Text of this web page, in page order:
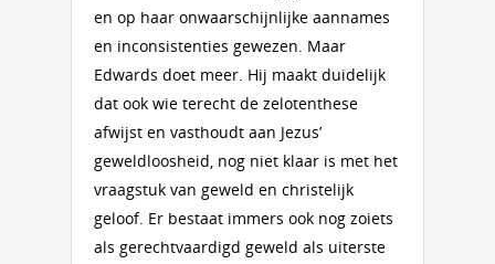
en op haar onwaarschijnlijke aannames
en inconsistenties gewezen. Maar
Edwards doet meer. Hij maakt duidelijk
dat ook wie terecht de zelotenthese
afwijst en vasthoudt aan Jezus’
geweldloosheid, nog niet klaar is met het
vraagstuk van geweld en christelijk
geloof. Er bestaat immers ook nog zoiets
als gerechtvaardigd geweld als uiterste